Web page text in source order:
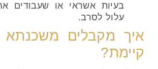
בעיות אשראי או שעבודים
עלול לסרב.
איך מקבלים משכנתא
קיימת?